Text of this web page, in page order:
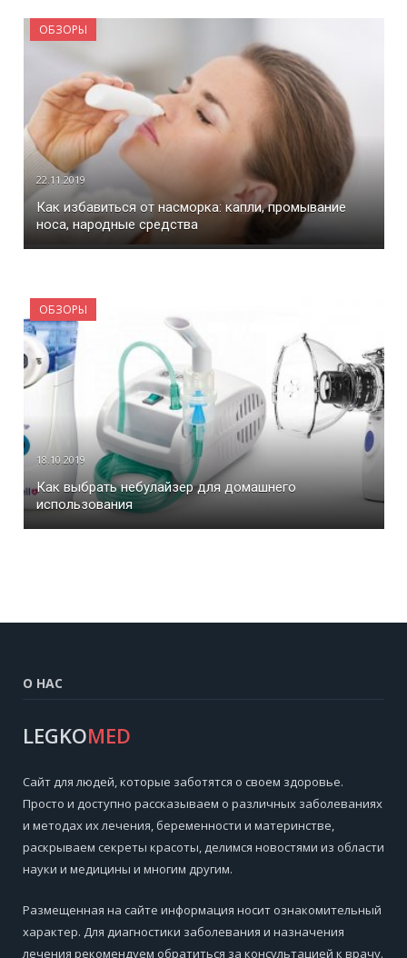
ОБЗОРЫ
22.11.2019
Как избавиться от насморка: капли, промывание
носа, народные средства
ОБЗОРЫ
18.10.2019
Как выбрать небулайзер для домашнего
использования
О НАС
LEGKOMED
Cайт для людей, которые заботятся о своем здоровье.
Просто и доступно рассказываем о различных заболеваниях
и методах их лечения, беременности и материнстве,
раскрываем секреты красоты, делимся новостями из области
науки и медицины и многим другим.
Размещенная на сайте информация носит ознакомительный
характер. Для диагностики заболевания и назначения
лечения рекомендуем обратиться за консультацией к врачу.